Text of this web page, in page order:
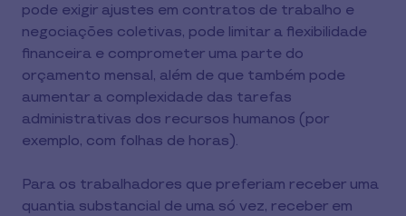
pode exigir ajustes em contratos de trabalho e
negociações coletivas, pode limitar a flexibilidade
financeira e comprometer uma parte do
orçamento mensal, além de que também pode
aumentar a complexidade das tarefas
administrativas dos recursos humanos (por
exemplo, com folhas de horas).
Para os trabalhadores que preferiam receber uma
quantia substancial de uma só vez, receber em